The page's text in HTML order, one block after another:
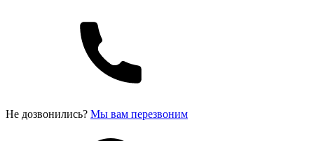
Не дозвонились? Мы вам перезвоним